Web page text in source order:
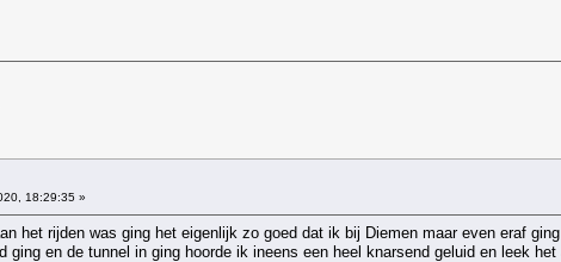
18:29:35 »
het rijden was ging het eigenlijk zo goed dat ik bij Diemen maar even eraf
ging en de tunnel in ging hoorde ik ineens een heel knarsend geluid en leek